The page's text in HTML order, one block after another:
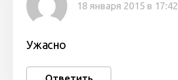
18 января 2015 в 17:42
Ужасно
Ответить